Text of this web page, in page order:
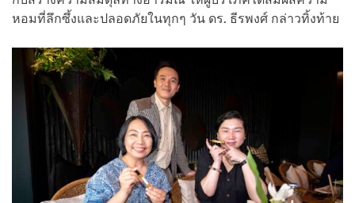
หอมที่ลึกซึ้งและปลอดภัยในทุกๆ วัน ดร. ธีรพงศ์ กล่าวทิ้งท้าย